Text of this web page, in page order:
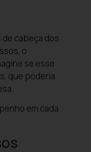
de cabeça dos
o
se esse
que poderia
em cada